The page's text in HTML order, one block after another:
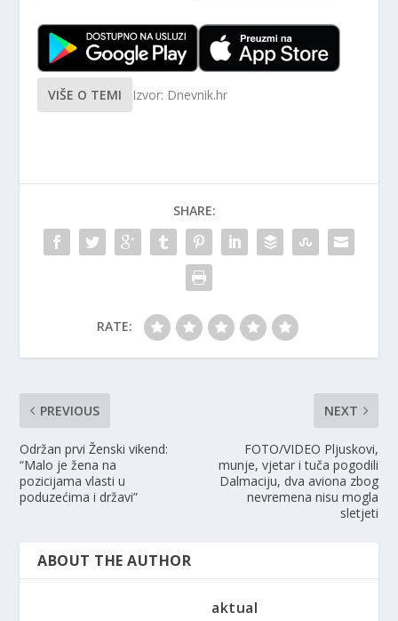
VIŠE O TEMI Izvor: Dnevnik.hr
SHARE:
RATE:
PREVIOUS
Održan prvi Ženski vikend:
“Malo je žena na
pozicijama vlasti u
poduzećima i državi”
NEXT
FOTO/VIDEO Pljuskovi,
munje, vjetar i tuča pogodili
Dalmaciju, dva aviona zbog
nevremena nisu mogla
sletjeti
ABOUT THE AUTHOR
aktual